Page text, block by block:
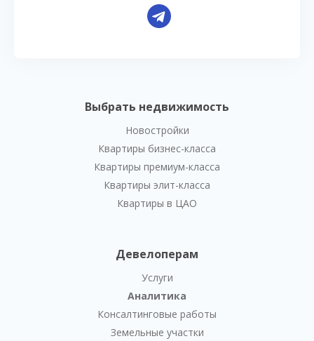
Выбрать недвижимость
Новостройки
Квартиры бизнес-класса
Квартиры премиум-класса
Квартиры элит-класса
Квартиры в ЦАО
Девелоперам
Услуги
Аналитика
Консалтинговые работы
Земельные участки